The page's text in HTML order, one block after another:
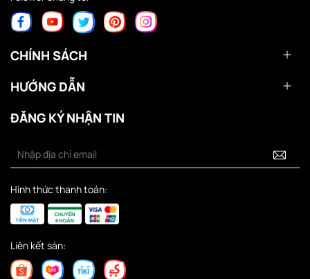
CHÍNH SÁCH
HƯỚNG DẪN
ĐĂNG KÝ NHẬN TIN
Hình thức thanh toán:
Liên kết sàn: